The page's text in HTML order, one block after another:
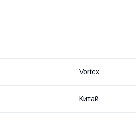
Vortex
Китай